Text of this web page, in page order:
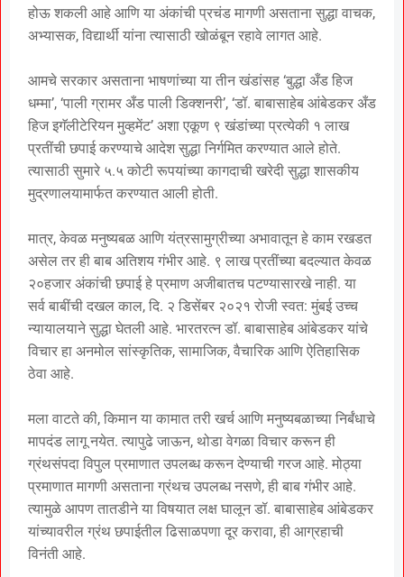
होऊ शकली आहे आणि या अंकांची प्रचंड मागणी असताना सुद्धा वाचक,
अभ्यासक, विद्यार्थी यांना त्यासाठी खोळंबून रहावे लागत आहे.
आमचे सरकार असताना भाषणांच्या या तीन खंडांसह ‘बुद्धा अँड हिज
धम्मा’, ‘पाली ग्रामर अँड पाली डिक्शनरी’, ‘डॉ. बाबासाहेब आंबेडकर अँड
हिज इगॅलीटेरियन मुव्हमेंट’ अशा एकूण ९ खंडांच्या प्रत्येकी १ लाख
प्रतींची छपाई करण्याचे आदेश सुद्धा निर्गमित करण्यात आले होते.
त्यासाठी सुमारे ५.५ कोटी रूपयांच्या कागदाची खरेदी सुद्धा शासकीय
मुद्रणालयामार्फत करण्यात आली होती.
मात्र, केवळ मनुष्यबळ आणि यंत्रसामुग्रीच्या अभावातून हे काम रखडत
असेल तर ही बाब अतिशय गंभीर आहे. ९ लाख प्रतींच्या बदल्यात केवळ
२०हजार अंकांची छपाई हे प्रमाण अजीबातच पटण्यासारखे नाही. या
सर्व बाबींची दखल काल, दि. २ डिसेंबर २०२१ रोजी स्वत: मुंबई उच्च
न्यायालयाने सुद्धा घेतली आहे. भारतरत्न डॉ. बाबासाहेब आंबेडकर यांचे
विचार हा अनमोल सांस्कृतिक, सामाजिक, वैचारिक आणि ऐतिहासिक
ठेवा आहे.
मला वाटते की, किमान या कामात तरी खर्च आणि मनुष्यबळाच्या निर्बंधाचे
मापदंड लागू नयेत. त्यापुढे जाऊन, थोडा वेगळा विचार करून ही
ग्रंथसंपदा विपुल प्रमाणात उपलब्ध करून देण्याची गरज आहे. मोठ्या
प्रमाणात मागणी असताना ग्रंथच उपलब्ध नसणे, ही बाब गंभीर आहे.
त्यामुळे आपण तातडीने या विषयात लक्ष घालून डॉ. बाबासाहेब आंबेडकर
यांच्यावरील ग्रंथ छपाईतील ढिसाळपणा दूर करावा, ही आग्रहाची
विनंती आहे.